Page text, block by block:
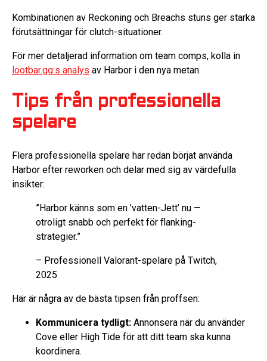
Kombinationen av Reckoning och Breachs stuns ger starka
förutsättningar för clutch-situationer.
För mer detaljerad information om team comps, kolla in
lootbar.gg:s analys av Harbor i den nya metan.
Tips från professionella
spelare
Flera professionella spelare har redan börjat använda
Harbor efter reworken och delar med sig av värdefulla
insikter:
”Harbor känns som en ’vatten-Jett’ nu —
otroligt snabb och perfekt för flanking-
strategier.”
– Professionell Valorant-spelare på Twitch,
2025
Här är några av de bästa tipsen från proffsen:
Kommunicera tydligt: Annonsera när du använder
Cove eller High Tide för att ditt team ska kunna
koordinera.